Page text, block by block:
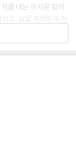
를 내는 무서운 칼이
고, 삶을 공허하게 만
주자. 말의 강한 힘이
돋게 해줄 것이다.
를 믿고 변화를 즐
을 인정하고 받아들
여러 번 다시 태어난
자. 이제 나부터 돌보